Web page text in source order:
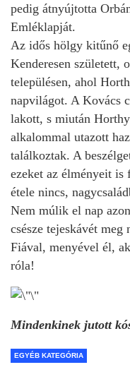
pedig átnyújtotta
Emléklapját.
Az idős hölgy kitűnő
Kenderesen született,
településen, ahol
napvilágot. A Kovács
lakott, s miután
alkalommal utazott
találkoztak. A
ezeket az élményeit is
étele nincs,
Nem múlik el nap
csésze tejeskávét meg
Fiával, menyével él,
róla!
Mindenkinek jutott
EGYÉB KATEGÓRIA